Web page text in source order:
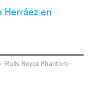
Herráez en
·Rolls-Royce Phantom ·